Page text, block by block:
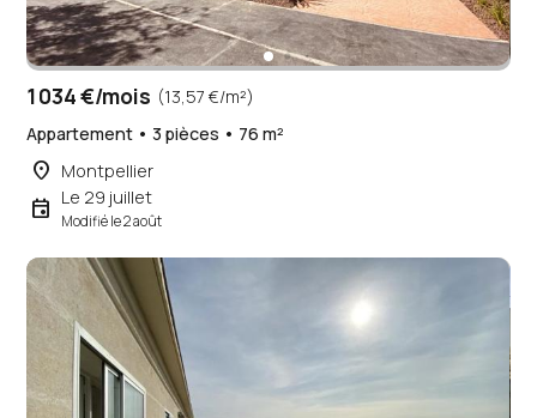
1 034 €/mois (13,57 €/m²)
Appartement • 3 pièces • 76 m²
place Montpellier
event Le 29 juillet
Modifié le 2 août